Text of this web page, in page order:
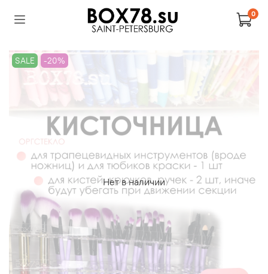
0
Нет в наличии
SALE -20%